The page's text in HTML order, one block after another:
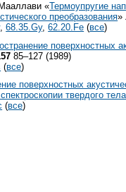
«Термоупругие
преобразования»
,68.35.Gy,62.20.Fe (все)
поверхностных
85–127 (1989)
(все)
поверхностных
твердого тела
(все)